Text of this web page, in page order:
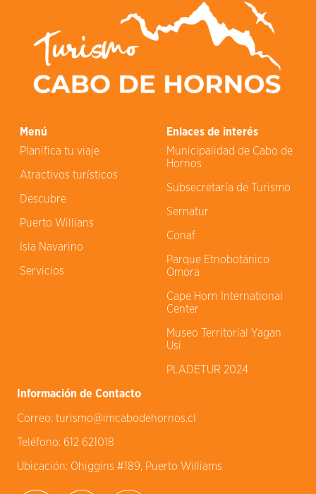
Menú
Planifica tu viaje
Atractivos turísticos
Descubre
Puerto Willians
Isla Navarino
Servicios
Enlaces de interés
Municipalidad de Cabo de
Hornos
Subsecretaría de Turismo
Sernatur
Conaf
Parque Etnobotánico
Omora
Cape Horn International
Center
Museo Territorial Yagan
Usi
PLADETUR 2024
Información de Contacto
Correo: turismo@imcabodehornos.cl
Teléfono: 612 621018
Ubicación: Ohiggins #189, Puerto Williams